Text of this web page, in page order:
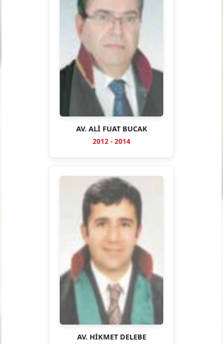
AV. ALİ FUAT BUCAK
2012 - 2014
AV. HİKMET DELEBE